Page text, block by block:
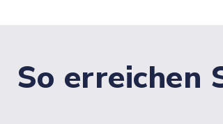
So erreichen